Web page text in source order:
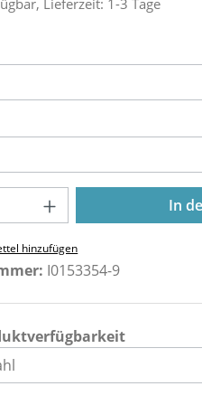
Anzahl: Gib denIn
hinzufügen
I0153354-9